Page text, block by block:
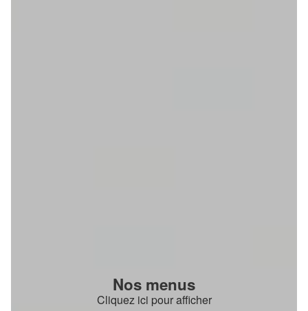
Nos menus
Cliquez ici pour afficher